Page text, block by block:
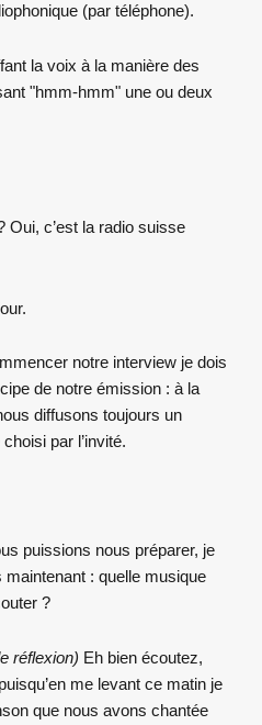
(par téléphone).
la voix à la manière des
"hmm-hmm" une ou deux
c’est la radio suisse
notre interview je dois
de notre émission : à la
diffusons toujours un
par l’invité.
puissions nous préparer, je
: quelle musique
?
réflexion) Eh bien écoutez,
me levant ce matin je
que nous avons chantée